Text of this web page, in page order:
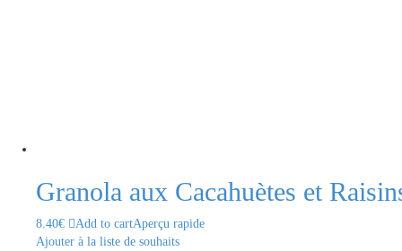
Granola aux Cacahuètes et
8.40€ Add to cartAperçu rapide
Ajouter à la liste de souhaits